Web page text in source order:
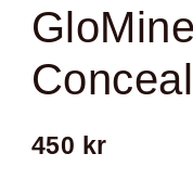
450 kr